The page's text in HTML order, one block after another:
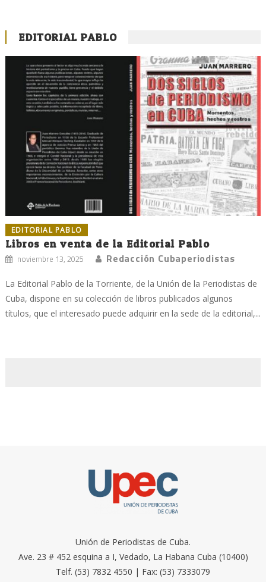
EDITORIAL PABLO
EDITORIAL PABLO
Libros en venta de la Editorial Pablo
noviembre 13, 2025 Redacción Cubaperiodistas
La Editorial Pablo de la Torriente, de la Unión de la Periodistas de
Cuba, dispone en su colección de libros publicados algunos
títulos, que el interesado puede adquirir en la sede de la editorial,...
Unión de Periodistas de Cuba.
Ave. 23 # 452 esquina a I, Vedado, La Habana Cuba (10400)
Telf. (53) 7832 4550 | Fax: (53) 7333079